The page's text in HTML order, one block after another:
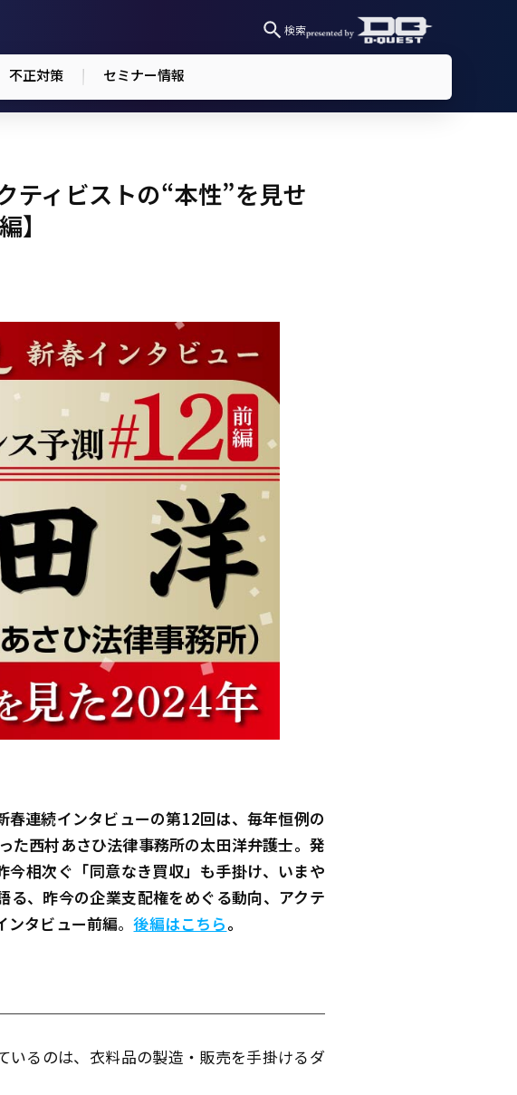
検索
不正対策 セミナー情報
ティビストの“本性”を見せ
】
連続インタビューの第12回は、毎年恒例の
た西村あさひ法律事務所の太田洋弁護士。発
相次ぐ「同意なき買収」も手掛け、いまや
、昨今の企業支配権をめぐる動向、アクテ
ンタビュー前編。後編はこちら。
いるのは、衣料品の製造・販売を手掛けるダ